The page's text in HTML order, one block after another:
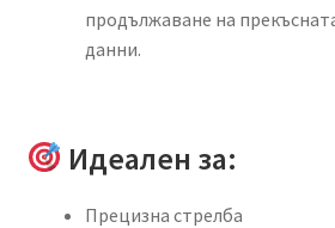
продължаване на
данни.
Идеален за:
Прецизна стрелба